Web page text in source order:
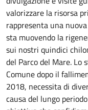
valorizzare la risorsa
rappresenta una
sta muovendo la
sui nostri quindici
del Parco del Mare.
Comune dopo il
2018, necessita di
causa del lungo